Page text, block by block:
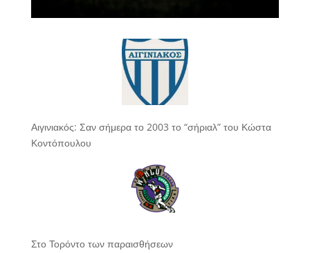
Αιγινιακός: Σαν σήμερα το 2003 το “σήριαλ” του Κώστα
Κοντόπουλου
Στο Τορόντο των παραισθήσεων